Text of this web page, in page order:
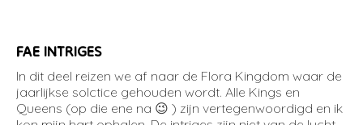
FAE INTRIGES
In dit deel reizen we af naar de Flora Kingdom waar de
jaarlijkse solctice gehouden wordt. Alle Kings en
Queens (op die ene na 😉 ) zijn vertegenwoordigd en ik